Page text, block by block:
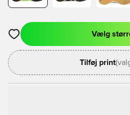
Åbner en Modal til at logge ind
Vælg
Tilføj print